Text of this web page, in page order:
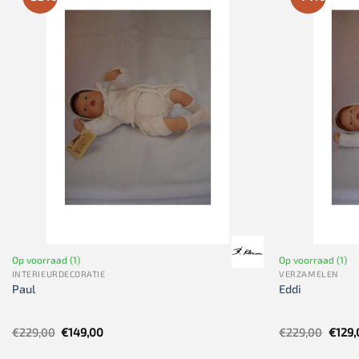
Op voorraad (1)
INTERIEURDECORATIE
Paul
€229,00 Oorspronkelijke
€149,00Huidige
Op voorraad (1)
VERZAMELEN
Eddi
€229,00 €